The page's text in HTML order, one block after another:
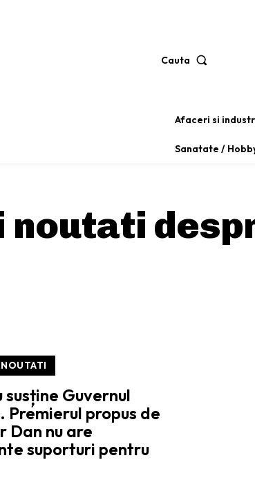
Cauta
Afaceri si
Sanatate /
noutati
NOUTATI
susține Guvernul
Premierul propus de
Dan nu are
suporturi pentru